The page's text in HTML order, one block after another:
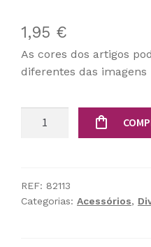
1,95 €
As cores dos artigos
diferentes das imagens
para
Pintar
REF: 82113
Categorias: Acessórios,